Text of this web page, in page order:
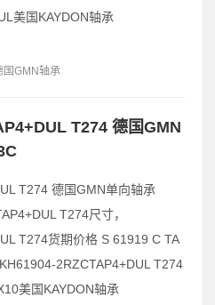
美国KAYDON轴承
国GMN轴承
T274 德国GMN
T274 德国GMN单向轴承
T274尺寸，
T274货期价格 S 61919 C TA
2RZCTAP4+DUL T274
美国KAYDON轴承